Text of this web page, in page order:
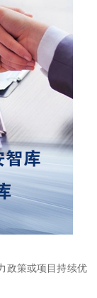
政策或项目持续优